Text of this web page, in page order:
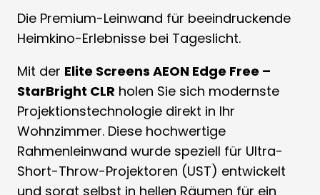
Die Premium-Leinwand für beeindruckende
Heimkino-Erlebnisse bei Tageslicht.
Mit der Elite Screens AEON Edge Free –
StarBright CLR holen Sie sich modernste
Projektionstechnologie direkt in Ihr
Wohnzimmer. Diese hochwertige
Rahmenleinwand wurde speziell für Ultra-
Short-Throw-Projektoren (UST) entwickelt
und sorgt selbst in hellen Räumen für ein